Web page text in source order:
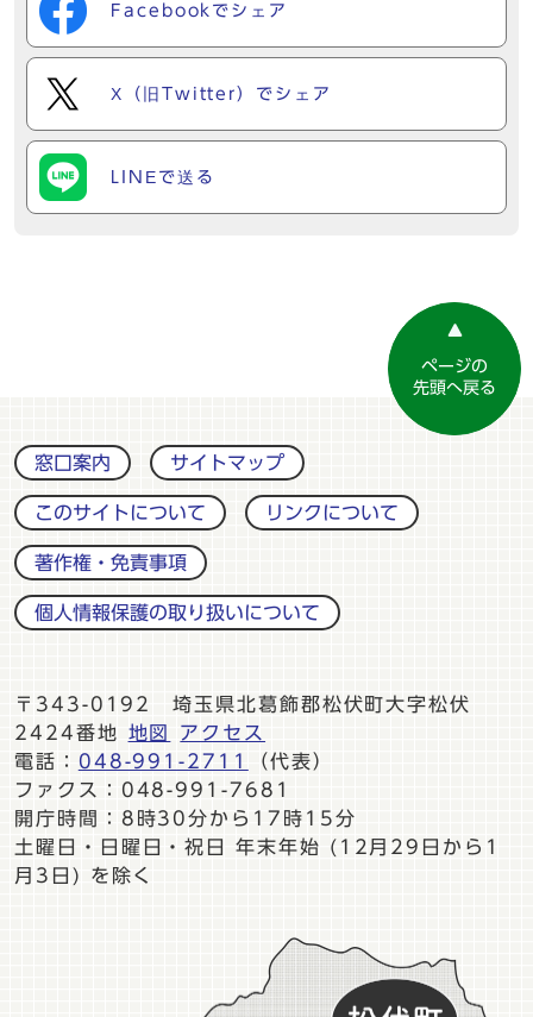
Facebookでシェア
X（旧Twitter）でシェア
LINEで送る
ページの
先頭へ戻る
窓口案内 サイトマップ
このサイトについて リンクについて
著作権・免責事項
個人情報保護の取り扱いについて
〒343-0192 埼玉県北葛飾郡松伏町大字松伏
2424番地
地図
アクセス
電話： 048-991-2711
（代表）
ファクス：048-991-7681
開庁時間：8時30分から17時15分
土曜日・日曜日・祝日 年末年始 (12月29日から1
月3日) を除く